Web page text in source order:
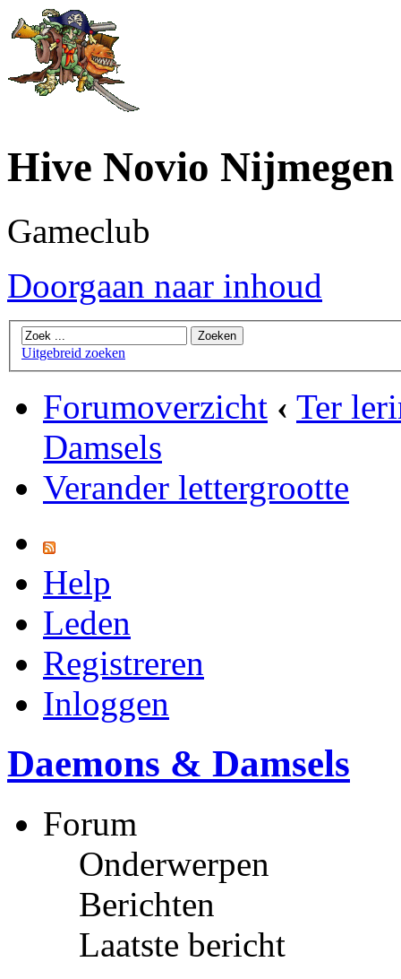
Hive Novio Nijmegen
Gameclub
Doorgaan naar inhoud
Uitgebreid zoeken
Forumoverzicht ‹ Ter
Damsels
Verander lettergrootte
Help
Leden
Registreren
Inloggen
Daemons & Damsels
Forum
Onderwerpen
Berichten
Laatste bericht